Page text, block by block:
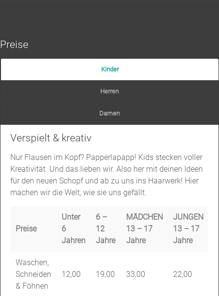
Preise
Kinder
Herren
Damen
Verspielt & kreativ
Nur Flausen im Kopf? Papperlapapp! Kids stecken voller
Kreativität. Und das lieben wir. Also her mit deinen Ideen
für den neuen Schopf und ab zu uns ins Haarwerk! Hier
machen wir die Welt, wie sie uns gefällt.
Preise
Unter
6
Jahren
6 –
12
Jahre
MÄDCHEN
13 – 17
Jahre
JUNGEN
13 – 17
Jahre
Waschen,
Schneiden
& Föhnen
12,00 19,00 33,00 22,00